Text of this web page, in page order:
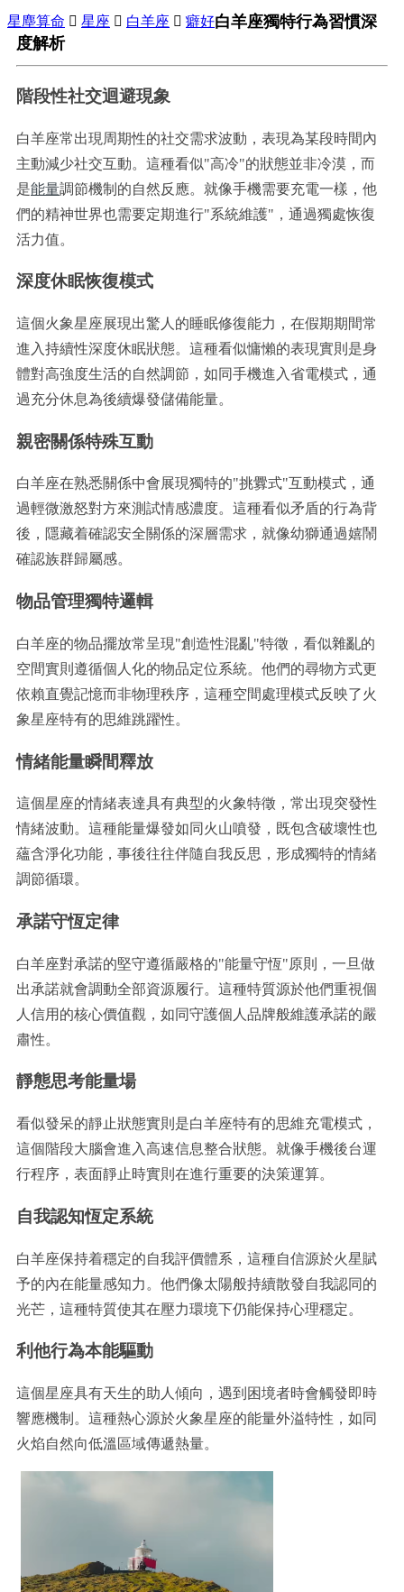
星塵算命  星座  白羊座  癖好白羊座獨特行為習慣深
度解析
階段性社交迴避現象
白羊座常出現周期性的社交需求波動，表現為某段時間內
主動減少社交互動。這種看似"高冷"的狀態並非冷漠，而
是能量調節機制的自然反應。就像手機需要充電一樣，他
們的精神世界也需要定期進行"系統維護"，通過獨處恢復
活力值。
深度休眠恢復模式
這個火象星座展現出驚人的睡眠修復能力，在假期期間常
進入持續性深度休眠狀態。這種看似慵懶的表現實則是身
體對高強度生活的自然調節，如同手機進入省電模式，通
過充分休息為後續爆發儲備能量。
親密關係特殊互動
白羊座在熟悉關係中會展現獨特的"挑釁式"互動模式，通
過輕微激怒對方來測試情感濃度。這種看似矛盾的行為背
後，隱藏着確認安全關係的深層需求，就像幼獅通過嬉鬧
確認族群歸屬感。
物品管理獨特邏輯
白羊座的物品擺放常呈現"創造性混亂"特徵，看似雜亂的
空間實則遵循個人化的物品定位系統。他們的尋物方式更
依賴直覺記憶而非物理秩序，這種空間處理模式反映了火
象星座特有的思維跳躍性。
情緒能量瞬間釋放
這個星座的情緒表達具有典型的火象特徵，常出現突發性
情緒波動。這種能量爆發如同火山噴發，既包含破壞性也
蘊含淨化功能，事後往往伴隨自我反思，形成獨特的情緒
調節循環。
承諾守恆定律
白羊座對承諾的堅守遵循嚴格的"能量守恆"原則，一旦做
出承諾就會調動全部資源履行。這種特質源於他們重視個
人信用的核心價值觀，如同守護個人品牌般維護承諾的嚴
肅性。
靜態思考能量場
看似發呆的靜止狀態實則是白羊座特有的思維充電模式，
這個階段大腦會進入高速信息整合狀態。就像手機後台運
行程序，表面靜止時實則在進行重要的決策運算。
自我認知恆定系統
白羊座保持着穩定的自我評價體系，這種自信源於火星賦
予的內在能量感知力。他們像太陽般持續散發自我認同的
光芒，這種特質使其在壓力環境下仍能保持心理穩定。
利他行為本能驅動
這個星座具有天生的助人傾向，遇到困境者時會觸發即時
響應機制。這種熱心源於火象星座的能量外溢特性，如同
火焰自然向低溫區域傳遞熱量。